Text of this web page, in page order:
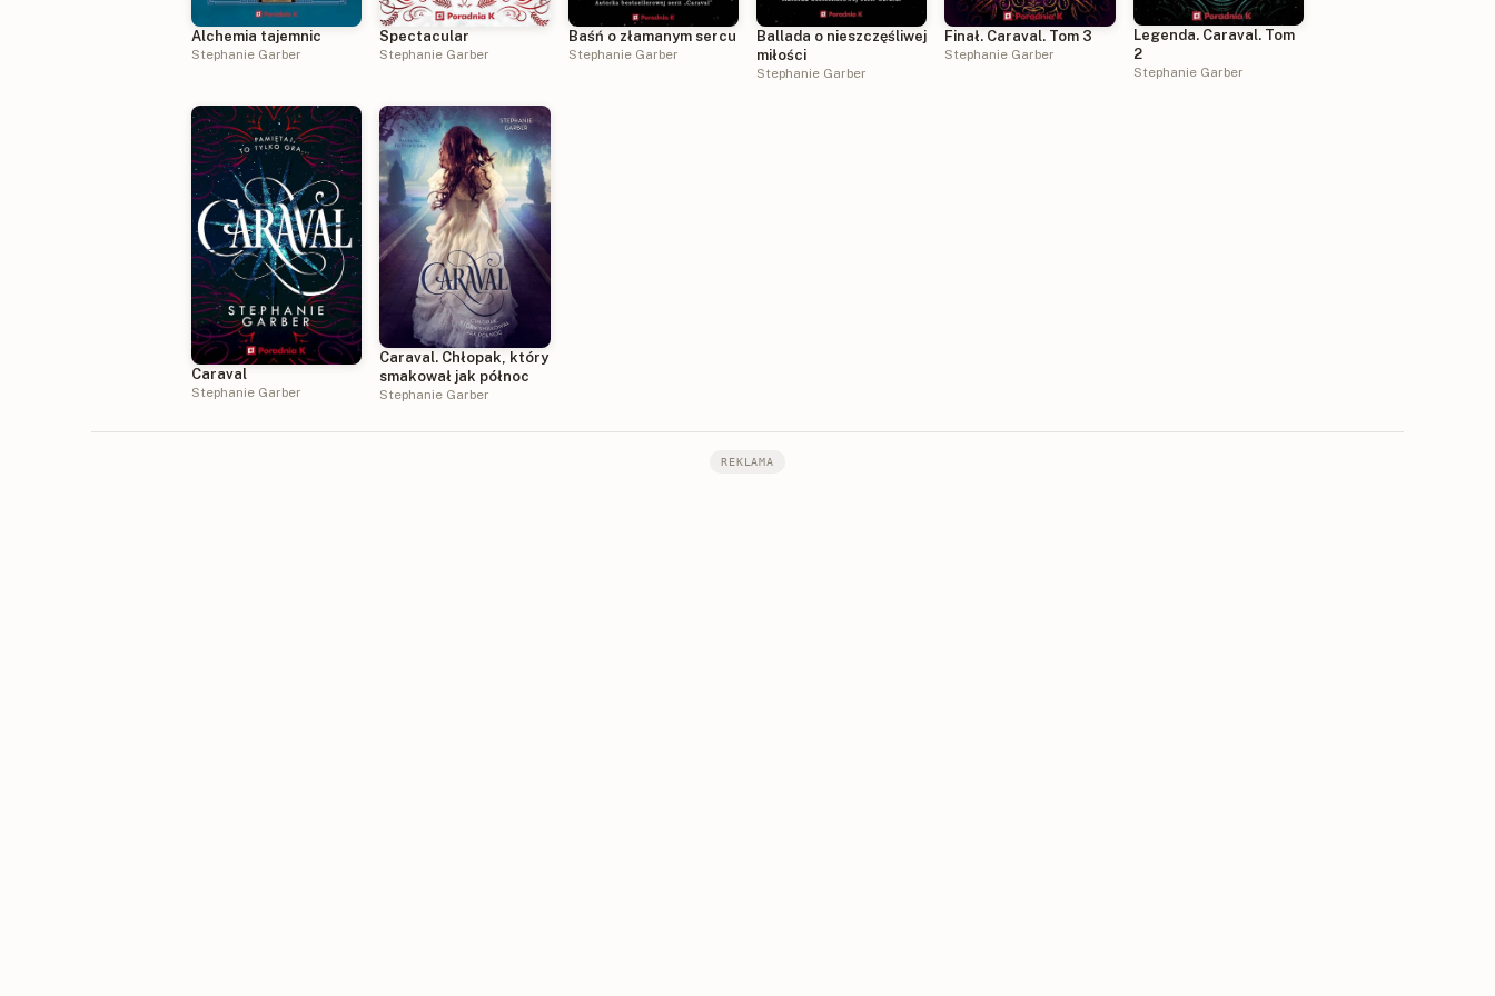
Alchemia tajemnic
Stephanie Garber
Spectacular
Stephanie Garber
Baśń o złamanym sercu
Stephanie Garber
Ballada o nieszczęśliwej
miłości
Stephanie Garber
Finał. Caraval. Tom 3
Stephanie Garber
Legenda. Caraval. Tom
2
Stephanie Garber
Caraval
Stephanie Garber
Caraval. Chłopak, który
smakował jak północ
Stephanie Garber
REKLAMA